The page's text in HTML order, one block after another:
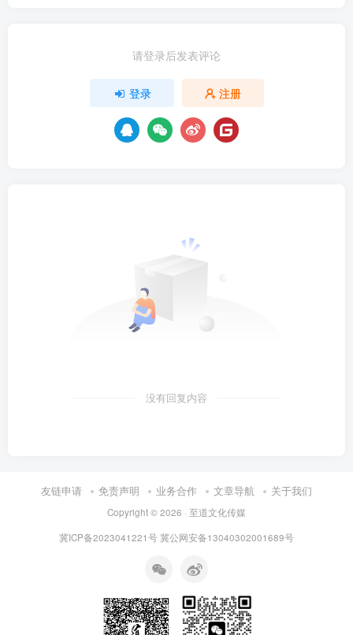
请登录后发表评论
登录 注册
没有回复内容
友链申请 免责声明 业务合作 文章导航 关于我们
Copyright © 2026 · 至道文化传媒
冀ICP备2023041221号冀公网安备13040302001689号